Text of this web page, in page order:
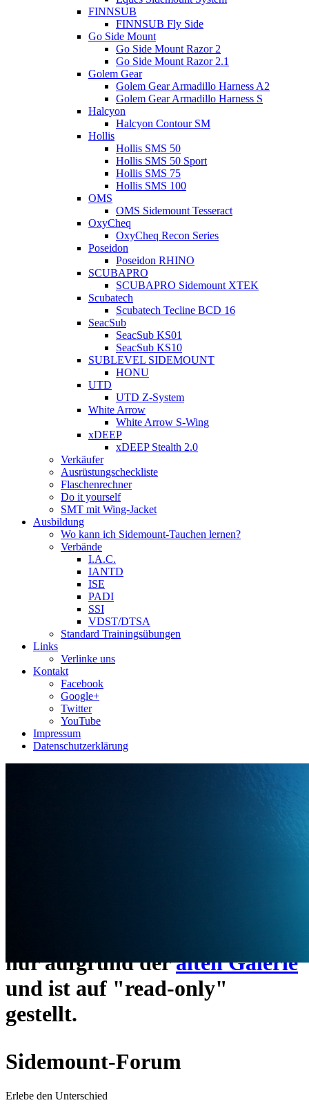
FINNSUB
FINNSUB Fly Side
Go Side Mount
Go Side Mount Razor 2
Go Side Mount Razor 2.1
Golem Gear
Golem Gear Armadillo Harness A2
Golem Gear Armadillo Harness S
Halcyon
Halcyon Contour SM
Hollis
Hollis SMS 50
Hollis SMS 50 Sport
Hollis SMS 75
Hollis SMS 100
OMS
OMS Sidemount Tesseract
OxyCheq
OxyCheq Recon Series
Poseidon
Poseidon RHINO
SCUBAPRO
SCUBAPRO Sidemount XTEK
Scubatech
Scubatech Tecline BCD 16
SeacSub
SeacSub KS01
SeacSub KS10
SUBLEVEL SIDEMOUNT
HONU
UTD
UTD Z-System
White Arrow
White Arrow S-Wing
xDEEP
xDEEP Stealth 2.0
Verkäufer
Ausrüstungscheckliste
Flaschenrechner
Do it yourself
SMT mit Wing-Jacket
Ausbildung
Wo kann ich Sidemount-Tauchen lernen?
Verbände
I.A.C.
IANTD
ISE
PADI
SSI
VDST/DTSA
Standard Trainingsübungen
Links
Verlinke uns
Kontakt
Facebook
Google+
Twitter
YouTube
Impressum
Datenschutzerklärung
nur aufgrund deralten Galerie
und ist auf "read-only"
gestellt.
Sidemount-Forum
Erlebe den Unterschied